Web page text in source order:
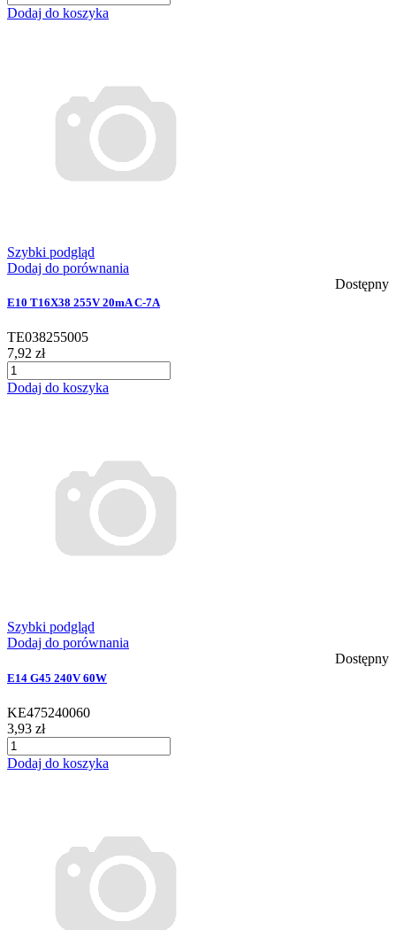
Dodaj do koszyka
Szybki podgląd
Dodaj do porównania
Dostępny
E10 T16X38 255V 20mA C-7A
TE038255005
7,92 zł
Dodaj do koszyka
Szybki podgląd
Dodaj do porównania
Dostępny
E14 G45 240V 60W
KE475240060
3,93 zł
Dodaj do koszyka